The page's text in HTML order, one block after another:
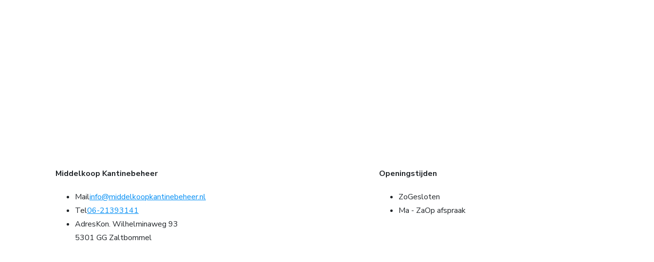
Middelkoop Kantinebeheer
Mailinfo@middelkoopkantinebeheer.nl
Tel06-21393141
AdresKon. Wilhelminaweg 93
5301 GG Zaltbommel
Openingstijden
ZoGesloten
Ma - ZaOp afspraak